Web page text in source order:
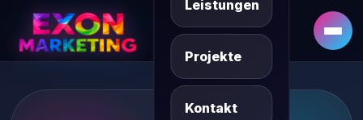
Leistungen
Projekte
Kontakt
DE SQ/XK